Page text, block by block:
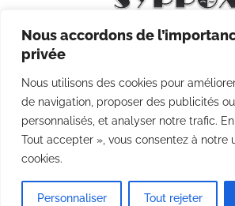
Nous accordons de
privée
Nous utilisons des cookies pour
de navigation, proposer des publicités
personnalisés, et analyser notre trafic.
Tout accepter », vous consentez à notre
cookies.
Personnaliser Tout rejeter
Mentions légales
Politique des
CGV
Point Com